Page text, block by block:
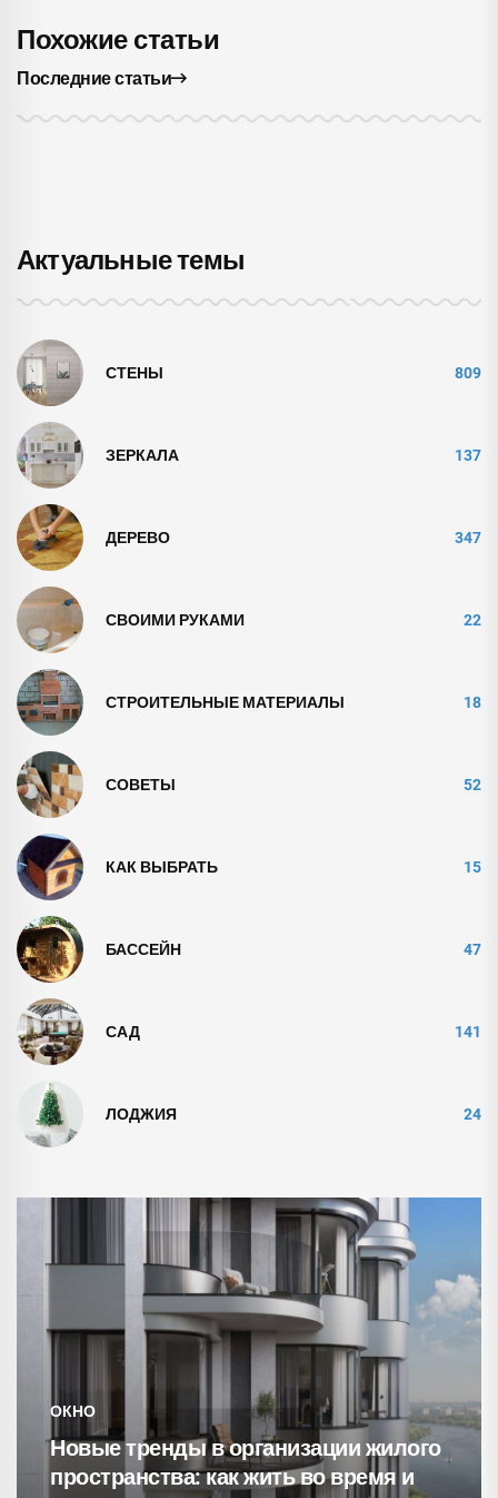
Похожие статьи
Последние статьи
Актуальные темы
СТЕНЫ 809
ЗЕРКАЛА 137
ДЕРЕВО 347
СВОИМИ РУКАМИ 22
СТРОИТЕЛЬНЫЕ МАТЕРИАЛЫ 18
СОВЕТЫ 52
КАК ВЫБРАТЬ 15
БАССЕЙН 47
САД 141
ЛОДЖИЯ 24
жилого
и
СВЕТИЛЬНИКИ
15 уютнейших гостиных с